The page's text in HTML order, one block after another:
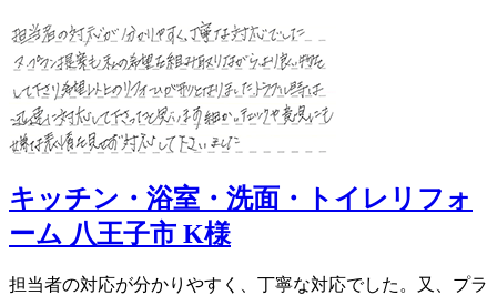
キッチン・浴室・洗面・トイレリフォ
ーム 八王子市 K様
担当者の対応が分かりやすく、丁寧な対応でした。又、プラ